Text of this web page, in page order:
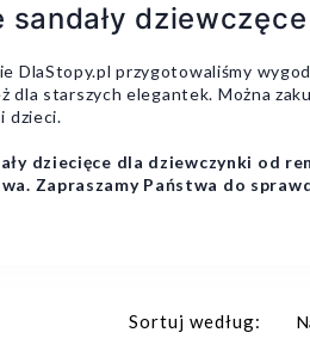
sandały
DlaStopy.pl przygotowaliśmy
dla starszych elegantek. Można
dzieci.
dziecięce dla dziewczynki od
Zapraszamy Państwa do
Sortuj według: